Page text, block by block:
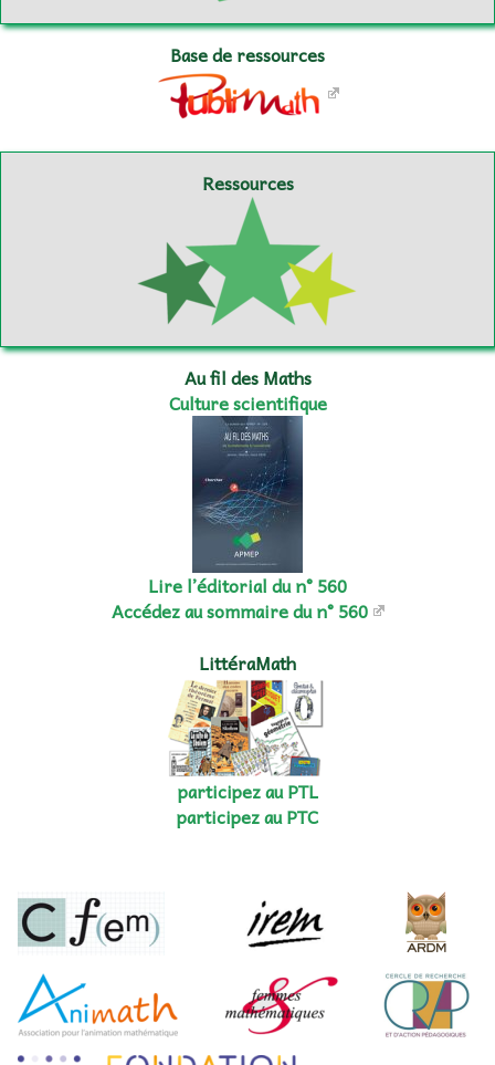
Base de ressources
Ressources
Au fil des Maths
Culture scientifique
Lire l’éditorial du n° 560
Accédez au sommaire du n° 560
LittéraMath
participez au PTL
participez au PTC